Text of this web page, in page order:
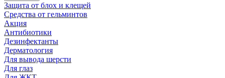
Защита от блох и клещей
Средства от гельминтов
Акция
Антибиотики
Дезинфектанты
Дерматология
Для вывода шерсти
Для глаз